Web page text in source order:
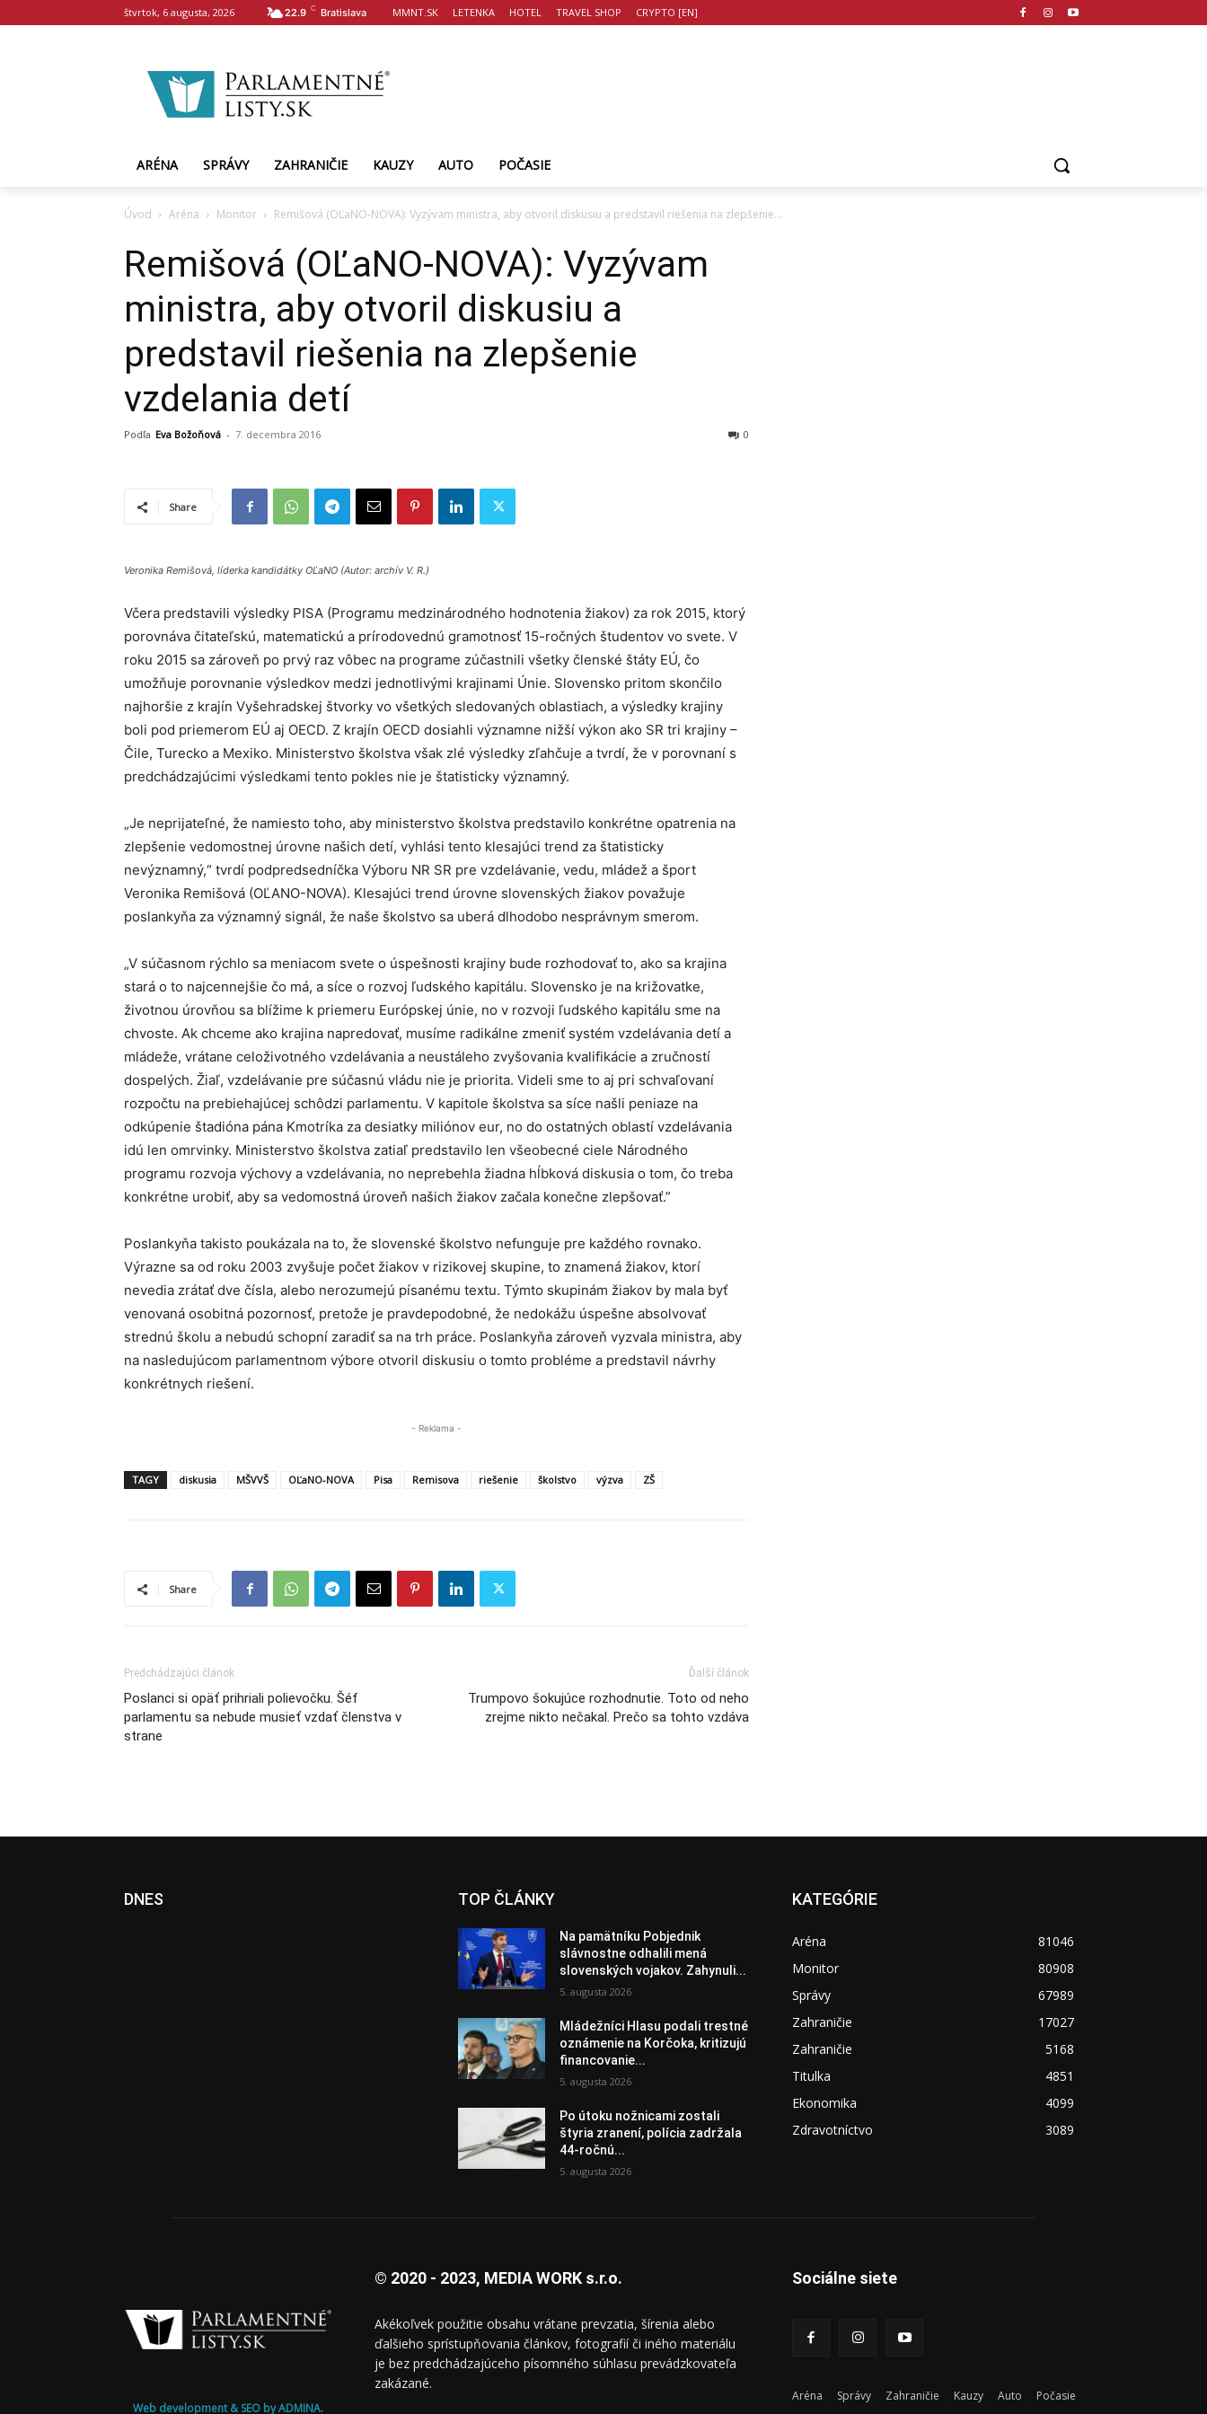
štvrtok, 6 augusta, 2026 22.9 C Bratislava MMNT.SK LETENKA HOTEL TRAVEL SHOP CRYPTO [EN]
ARÉNA SPRÁVY ZAHRANIČIE KAUZY AUTO POČASIE
Úvod Aréna Monitor Remišová (OĽaNO-NOVA): Vyzývam ministra, aby otvoril diskusiu a predstavil riešenia na zlepšenie...
Remišová (OĽaNO-NOVA): Vyzývam
ministra, aby otvoril diskusiu a
predstavil riešenia na zlepšenie
vzdelania detí
Podľa Eva Božoňová - 7. decembra 2016 0
Share
Veronika Remišová, líderka kandidátky OĽaNO (Autor: archív V. R.)
Včera predstavili výsledky PISA (Programu medzinárodného hodnotenia žiakov) za rok 2015, ktorý
porovnáva čitateľskú, matematickú a prírodovednú gramotnosť 15-ročných študentov vo svete. V
roku 2015 sa zároveň po prvý raz vôbec na programe zúčastnili všetky členské štáty EÚ, čo
umožňuje porovnanie výsledkov medzi jednotlivými krajinami Únie. Slovensko pritom skončilo
najhoršie z krajín Vyšehradskej štvorky vo všetkých sledovaných oblastiach, a výsledky krajiny
boli pod priemerom EÚ aj OECD. Z krajín OECD dosiahli významne nižší výkon ako SR tri krajiny –
Čile, Turecko a Mexiko. Ministerstvo školstva však zlé výsledky zľahčuje a tvrdí, že v porovnaní s
predchádzajúcimi výsledkami tento pokles nie je štatisticky významný.
„Je neprijateľné, že namiesto toho, aby ministerstvo školstva predstavilo konkrétne opatrenia na
zlepšenie vedomostnej úrovne našich detí, vyhlási tento klesajúci trend za štatisticky
nevýznamný,“ tvrdí podpredsedníčka Výboru NR SR pre vzdelávanie, vedu, mládež a šport
Veronika Remišová (OĽANO-NOVA). Klesajúci trend úrovne slovenských žiakov považuje
poslankyňa za významný signál, že naše školstvo sa uberá dlhodobo nesprávnym smerom.
„V súčasnom rýchlo sa meniacom svete o úspešnosti krajiny bude rozhodovať to, ako sa krajina
stará o to najcennejšie čo má, a síce o rozvoj ľudského kapitálu. Slovensko je na križovatke,
životnou úrovňou sa blížime k priemeru Európskej únie, no v rozvoji ľudského kapitálu sme na
chvoste. Ak chceme ako krajina napredovať, musíme radikálne zmeniť systém vzdelávania detí a
mládeže, vrátane celoživotného vzdelávania a neustáleho zvyšovania kvalifikácie a zručností
dospelých. Žiaľ, vzdelávanie pre súčasnú vládu nie je priorita. Videli sme to aj pri schvaľovaní
rozpočtu na prebiehajúcej schôdzi parlamentu. V kapitole školstva sa síce našli peniaze na
odkúpenie štadióna pána Kmotríka za desiatky miliónov eur, no do ostatných oblastí vzdelávania
idú len omrvinky. Ministerstvo školstva zatiaľ predstavilo len všeobecné ciele Národného
programu rozvoja výchovy a vzdelávania, no neprebehla žiadna hĺbková diskusia o tom, čo treba
konkrétne urobiť, aby sa vedomostná úroveň našich žiakov začala konečne zlepšovať.”
Poslankyňa takisto poukázala na to, že slovenské školstvo nefunguje pre každého rovnako.
Výrazne sa od roku 2003 zvyšuje počet žiakov v rizikovej skupine, to znamená žiakov, ktorí
nevedia zrátať dve čísla, alebo nerozumejú písanému textu. Týmto skupinám žiakov by mala byť
venovaná osobitná pozornosť, pretože je pravdepodobné, že nedokážu úspešne absolvovať
strednú školu a nebudú schopní zaradiť sa na trh práce. Poslankyňa zároveň vyzvala ministra, aby
na nasledujúcom parlamentnom výbore otvoril diskusiu o tomto probléme a predstavil návrhy
konkrétnych riešení.
- Reklama -
TAGY diskusia MŠVVŠ OĽaNO-NOVA Pisa Remisova riešenie školstvo výzva ZŠ
Share
Predchádzajúci článok
Poslanci si opäť prihriali polievočku. Šéf
parlamentu sa nebude musieť vzdať členstva v
strane
Ďalší článok
Trumpovo šokujúce rozhodnutie. Toto od neho
zrejme nikto nečakal. Prečo sa tohto vzdáva
DNES TOP ČLÁNKY
Na pamätníku Pobjednik
slávnostne odhalili mená
slovenských vojakov. Zahynuli...
5. augusta 2026
Mládežníci Hlasu podali trestné
oznámenie na Korčoka, kritizujú
financovanie...
5. augusta 2026
Po útoku nožnicami zostali
štyria zranení, polícia zadržala
44-ročnú...
5. augusta 2026
KATEGÓRIE
Aréna
81046
Monitor
80908
Správy
67989
Zahraničie
17027
Zahraničie
5168
Titulka
4851
Ekonomika
4099
Zdravotníctvo
3089
Web development & SEO by ADMINA.
© 2020 - 2023, MEDIA WORK s.r.o.
Akékoľvek použitie obsahu vrátane prevzatia, šírenia alebo
ďalšieho sprístupňovania článkov, fotografií či iného materiálu
je bez predchádzajúceho písomného súhlasu prevádzkovateľa
zakázané.
Sociálne siete
Aréna Správy Zahraničie Kauzy Auto Počasie